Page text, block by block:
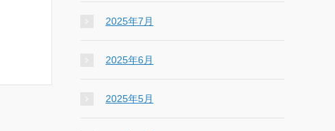
2025年7月
2025年6月
2025年5月